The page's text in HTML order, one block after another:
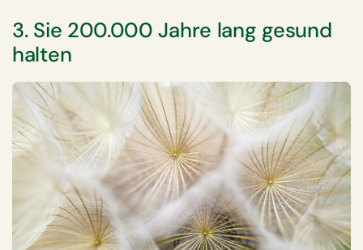
3. Sie 200.000 Jahre lang gesund
halten